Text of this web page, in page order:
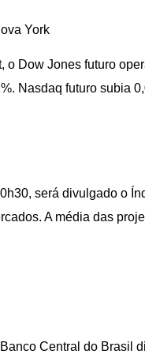
York
o Dow Jones futuro
Nasdaq futuro subia
será divulgado o
A média das
Central do Brasil